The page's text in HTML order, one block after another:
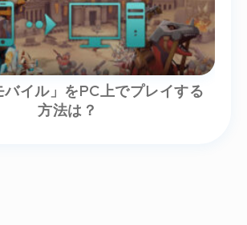
バイル」をPC上でプレイする
方法は？